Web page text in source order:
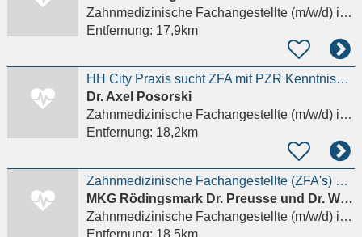
Zahnmedizinische Fachangestellte (m/w/d)in Hamburg
Entfernung: 17,9km
HH City Praxis sucht ZFA mit PZR Kenntnissen für 30 Std. Woche
Dr. Axel Posorski
Zahnmedizinische Fachangestellte (m/w/d)in Hamburg
Entfernung: 18,2km
Zahnmedizinische Fachangestellte (ZFA's) und Auszubildende
MKG Rödingsmark Dr. Preusse und Dr. Wieland
Zahnmedizinische Fachangestellte (m/w/d)in Hamburg